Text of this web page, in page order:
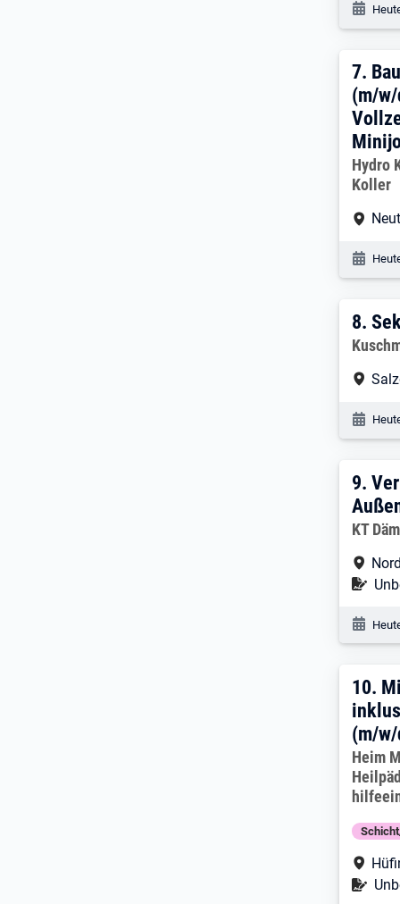
7.
7.
(m/
Hydro
Koller
8.
8.
9.
9.
KT
10.
10.
(m/
Heim